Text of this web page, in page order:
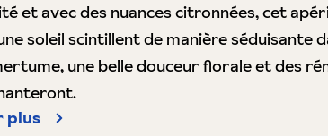
et avec des nuances citronnées, cet
soleil scintillent de manière séduisante
une belle douceur florale et des
plus